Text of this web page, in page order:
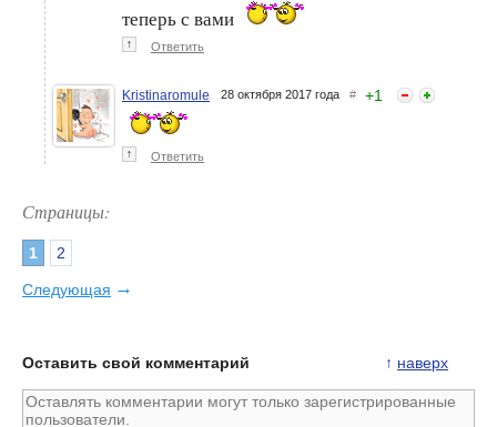
теперь с вами
↑ Ответить
Kristinaromule 28 октября 2017 года # +1
↑ Ответить
Страницы:
1 2
Следующая →
↑ наверх
Оставить свой комментарий